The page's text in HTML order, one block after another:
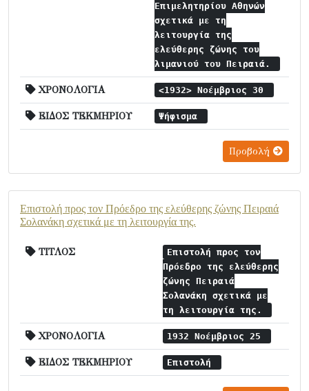
Επιμελητηρίου Αθηνών
σχετικά με τη
λειτουργία της
ελεύθερης ζώνης του
λιμανιού του Πειραιά.
ΧΡΟΝΟΛΟΓΙΑ <1932> Νοέμβριος 30
ΕΙΔΟΣ ΤΕΚΜΗΡΙΟΥ Ψήφισμα
Προβολή
Επιστολή προς τον Πρόεδρο της ελεύθερης ζώνης Πειραιά
Σολανάκη σχετικά με τη λειτουργία της.
ΤΙΤΛΟΣ
Επιστολή προς τον
Πρόεδρο της ελεύθερης
ζώνης Πειραιά
Σολανάκη σχετικά με
τη λειτουργία της.
ΧΡΟΝΟΛΟΓΙΑ 1932 Νοέμβριος 25
ΕΙΔΟΣ ΤΕΚΜΗΡΙΟΥ Επιστολή